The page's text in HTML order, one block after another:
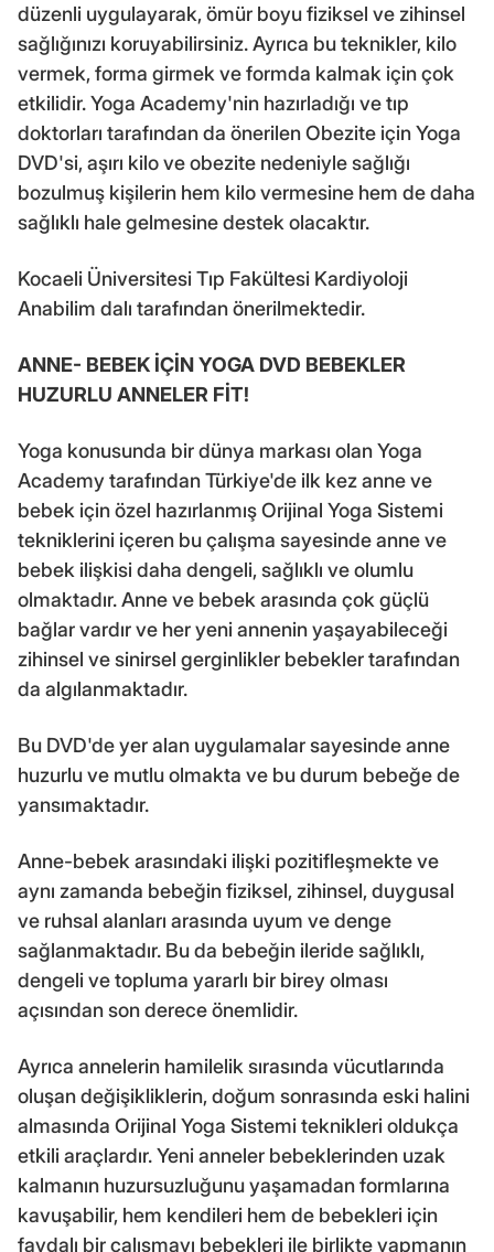
düzenli uygulayarak, ömür boyu fiziksel ve zihinsel
sağlığınızı koruyabilirsiniz. Ayrıca bu teknikler, kilo
vermek, forma girmek ve formda kalmak için çok
etkilidir. Yoga Academy'nin hazırladığı ve tıp
doktorları tarafından da önerilen Obezite için Yoga
DVD'si, aşırı kilo ve obezite nedeniyle sağlığı
bozulmuş kişilerin hem kilo vermesine hem de daha
sağlıklı hale gelmesine destek olacaktır.
Kocaeli Üniversitesi Tıp Fakültesi Kardiyoloji
Anabilim dalı tarafından önerilmektedir.
ANNE- BEBEK İÇİN YOGA DVD BEBEKLER
HUZURLU ANNELER FİT!
Yoga konusunda bir dünya markası olan Yoga
Academy tarafından Türkiye'de ilk kez anne ve
bebek için özel hazırlanmış Orijinal Yoga Sistemi
tekniklerini içeren bu çalışma sayesinde anne ve
bebek ilişkisi daha dengeli, sağlıklı ve olumlu
olmaktadır. Anne ve bebek arasında çok güçlü
bağlar vardır ve her yeni annenin yaşayabileceği
zihinsel ve sinirsel gerginlikler bebekler tarafından
da algılanmaktadır.
Bu DVD'de yer alan uygulamalar sayesinde anne
huzurlu ve mutlu olmakta ve bu durum bebeğe de
yansımaktadır.
Anne-bebek arasındaki ilişki pozitifleşmekte ve
aynı zamanda bebeğin fiziksel, zihinsel, duygusal
ve ruhsal alanları arasında uyum ve denge
sağlanmaktadır. Bu da bebeğin ileride sağlıklı,
dengeli ve topluma yararlı bir birey olması
açısından son derece önemlidir.
Ayrıca annelerin hamilelik sırasında vücutlarında
oluşan değişikliklerin, doğum sonrasında eski halini
almasında Orijinal Yoga Sistemi teknikleri oldukça
etkili araçlardır. Yeni anneler bebeklerinden uzak
kalmanın huzursuzluğunu yaşamadan formlarına
kavuşabilir, hem kendileri hem de bebekleri için
faydalı bir çalışmayı bebekleri ile birlikte yapmanın